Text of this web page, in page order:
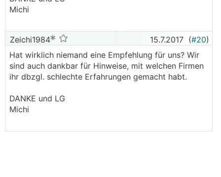
Michi
Zeichi1984 15.7.2017 (#20)
Hat wirklich niemand eine Empfehlung für uns? Wir
sind auch dankbar für Hinweise, mit welchen Firmen
ihr dbzgl. schlechte Erfahrungen gemacht habt.
DANKE und LG
Michi